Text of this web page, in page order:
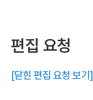
편집 요청
[닫힌 편집 요청 보기]